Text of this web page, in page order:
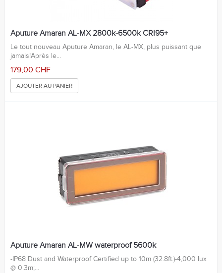
Aputure Amaran AL-MX 2800k-6500k CRI95+
Le tout nouveau Aputure Amaran, le AL-MX, plus puissant que
jamais!Après le...
179,00 CHF
AJOUTER AU PANIER
Aputure Amaran AL-MW waterproof 5600k
-IP68 Dust and Waterproof Certified up to 10m (32.8ft.)-4,000 lux
@ 0.3m;...